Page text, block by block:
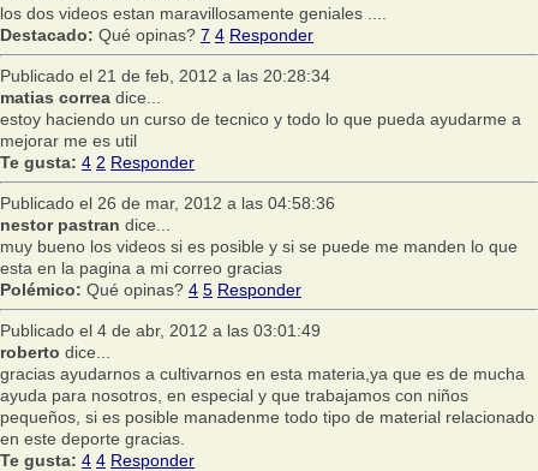
los dos videos estan maravillosamente geniales ....
Destacado: Qué opinas? 7 4 Responder
Publicado el 21 de feb, 2012 a las 20:28:34
matias correa dice...
estoy haciendo un curso de tecnico y todo lo que pueda ayudarme a
mejorar me es util
Te gusta: 4 2 Responder
Publicado el 26 de mar, 2012 a las 04:58:36
nestor pastran dice...
muy bueno los videos si es posible y si se puede me manden lo que
esta en la pagina a mi correo gracias
Polémico: Qué opinas? 4 5 Responder
Publicado el 4 de abr, 2012 a las 03:01:49
roberto dice...
gracias ayudarnos a cultivarnos en esta materia,ya que es de mucha
ayuda para nosotros, en especial y que trabajamos con niños
pequeños, si es posible manadenme todo tipo de material relacionado
en este deporte gracias.
Te gusta: 4 4 Responder